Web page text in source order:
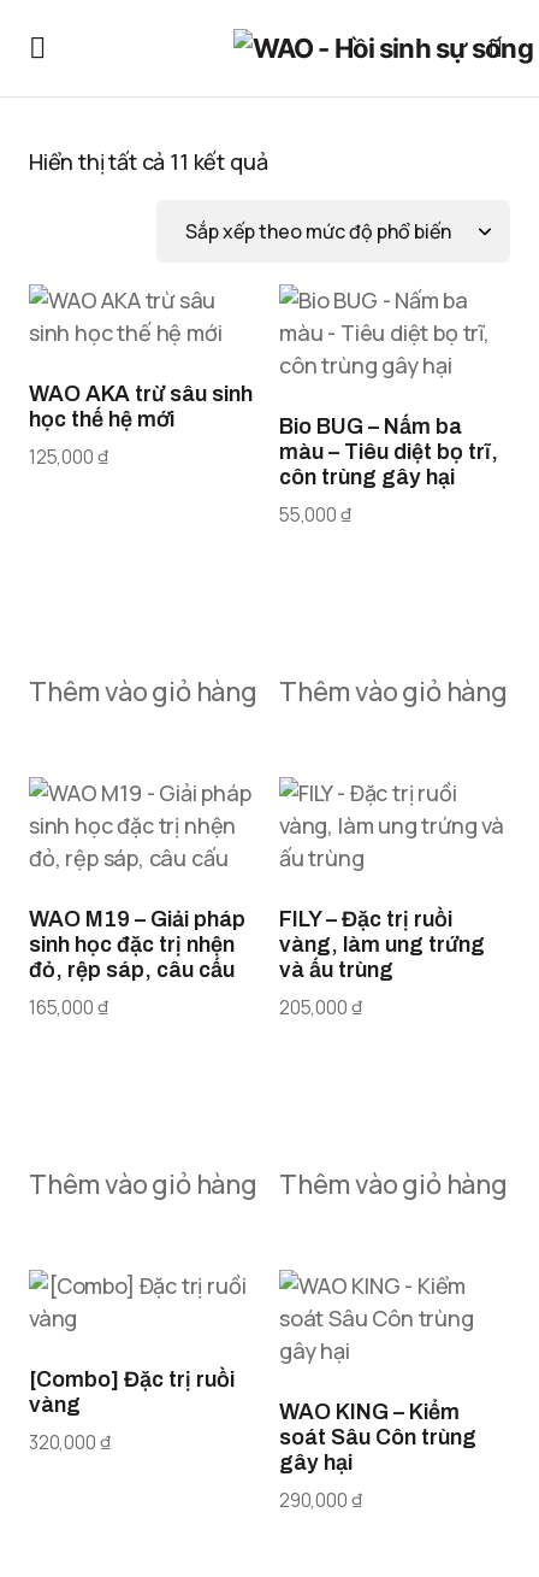
Hiển thị tất cả 11 kết quả
WAO AKA trừ sâu sinh
học thế hệ mới
125,000₫
Thêm vào giỏ hàng
Bio BUG – Nấm ba
màu – Tiêu diệt bọ trĩ,
côn trùng gây hại
55,000₫
Thêm vào giỏ hàng
WAO M19 – Giải pháp
sinh học đặc trị nhện
đỏ, rệp sáp, câu cấu
165,000₫
Thêm vào giỏ hàng
FILY – Đặc trị ruồi
vàng, làm ung trứng
và ấu trùng
205,000₫
Thêm vào giỏ hàng
[Combo] Đặc trị ruồi
vàng
320,000₫
WAO KING – Kiểm
soát Sâu Côn trùng
gây hại
290,000₫